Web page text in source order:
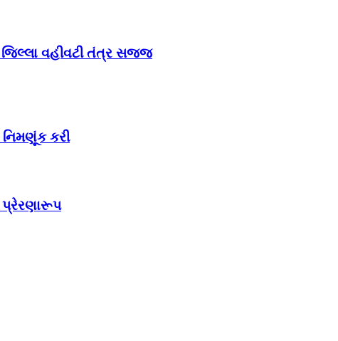
જિલ્લા વહીવટી તંત્ર સજ્જ
નિમણૂંક કરી
પ્રેરણારૂપ